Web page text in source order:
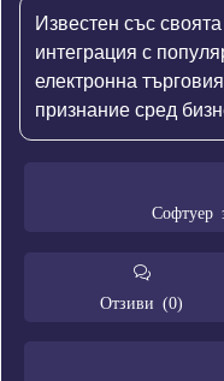
Известен със
интеграция с
електронна
признание сред
Софтуер
Отзиви (0)